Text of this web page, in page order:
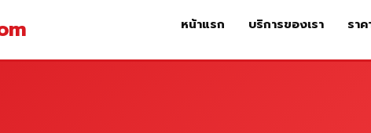
หน้าแรก บริก
หน้าแรก บริการของเรา รา